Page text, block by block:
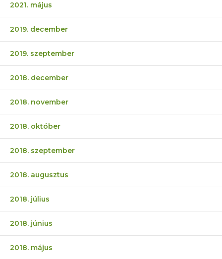
2021. május
2019. december
2019. szeptember
2018. december
2018. november
2018. október
2018. szeptember
2018. augusztus
2018. július
2018. június
2018. május